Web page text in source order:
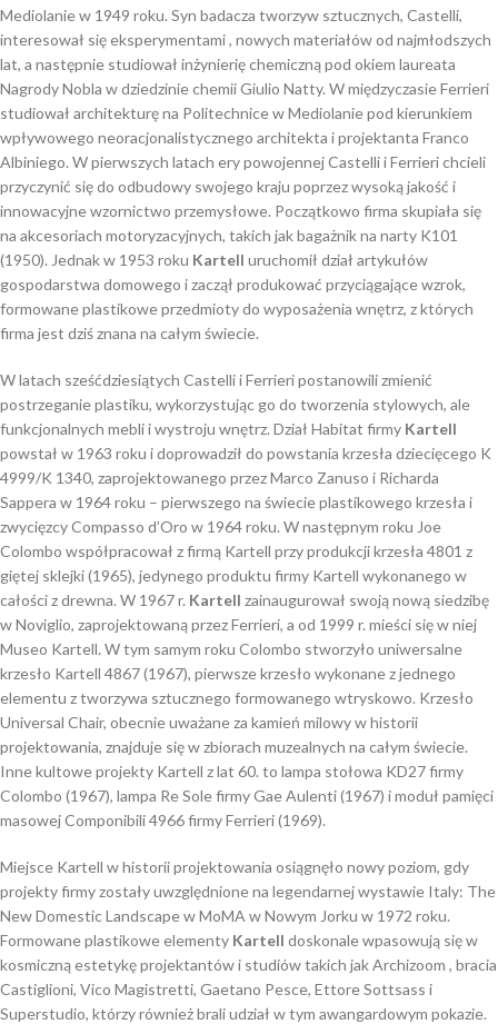
Mediolanie w 1949 roku. Syn badacza tworzyw sztucznych, Castelli,
interesował się eksperymentami , nowych materiałów od najmłodszych
lat, a następnie studiował inżynierię chemiczną pod okiem laureata
Nagrody Nobla w dziedzinie chemii Giulio Natty. W międzyczasie Ferrieri
studiował architekturę na Politechnice w Mediolanie pod kierunkiem
wpływowego neoracjonalistycznego architekta i projektanta Franco
Albiniego. W pierwszych latach ery powojennej Castelli i Ferrieri chcieli
przyczynić się do odbudowy swojego kraju poprzez wysoką jakość i
innowacyjne wzornictwo przemysłowe. Początkowo firma skupiała się
na akcesoriach motoryzacyjnych, takich jak bagażnik na narty K101
(1950). Jednak w 1953 roku Kartell uruchomił dział artykułów
gospodarstwa domowego i zaczął produkować przyciągające wzrok,
formowane plastikowe przedmioty do wyposażenia wnętrz, z których
firma jest dziś znana na całym świecie.
W latach sześćdziesiątych Castelli i Ferrieri postanowili zmienić
postrzeganie plastiku, wykorzystując go do tworzenia stylowych, ale
funkcjonalnych mebli i wystroju wnętrz. Dział Habitat firmy Kartell
powstał w 1963 roku i doprowadził do powstania krzesła dziecięcego K
4999/K 1340, zaprojektowanego przez Marco Zanuso i Richarda
Sappera w 1964 roku – pierwszego na świecie plastikowego krzesła i
zwycięzcy Compasso d’Oro w 1964 roku. W następnym roku Joe
Colombo współpracował z firmą Kartell przy produkcji krzesła 4801 z
giętej sklejki (1965), jedynego produktu firmy Kartell wykonanego w
całości z drewna. W 1967 r. Kartell zainaugurował swoją nową siedzibę
w Noviglio, zaprojektowaną przez Ferrieri, a od 1999 r. mieści się w niej
Museo Kartell. W tym samym roku Colombo stworzyło uniwersalne
krzesło Kartell 4867 (1967), pierwsze krzesło wykonane z jednego
elementu z tworzywa sztucznego formowanego wtryskowo. Krzesło
Universal Chair, obecnie uważane za kamień milowy w historii
projektowania, znajduje się w zbiorach muzealnych na całym świecie.
Inne kultowe projekty Kartell z lat 60. to lampa stołowa KD27 firmy
Colombo (1967), lampa Re Sole firmy Gae Aulenti (1967) i moduł pamięci
masowej Componibili 4966 firmy Ferrieri (1969).
Miejsce Kartell w historii projektowania osiągnęło nowy poziom, gdy
projekty firmy zostały uwzględnione na legendarnej wystawie Italy: The
New Domestic Landscape w MoMA w Nowym Jorku w 1972 roku.
Formowane plastikowe elementy Kartell doskonale wpasowują się w
kosmiczną estetykę projektantów i studiów takich jak Archizoom , bracia
Castiglioni, Vico Magistretti, Gaetano Pesce, Ettore Sottsass i
Superstudio, którzy również brali udział w tym awangardowym pokazie.